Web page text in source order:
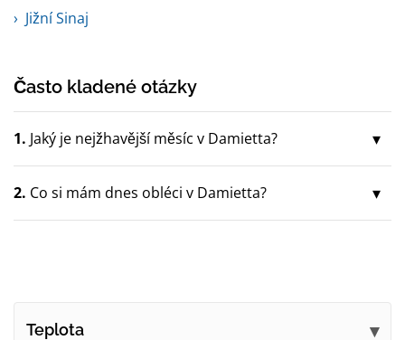
Jižní Sinaj
Často kladené otázky
1. Jaký je nejžhavější měsíc v Damietta?
2. Co si mám dnes obléci v Damietta?
Teplota